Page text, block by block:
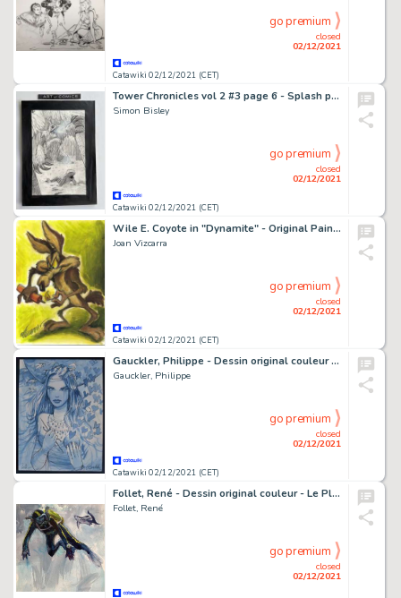
Catawiki 02/12/2021 (CET)
closed
02/12/2021
go premium
Tower Chronicles vol 2 #3 page 6 - Splash page!! - Original art by Simon Bisley - Page volante - Exemplaire unique - (2014)
Simon Bisley
Catawiki 02/12/2021 (CET)
closed
02/12/2021
go premium
Wile E. Coyote in "Dynamite" - Original Painting - Joan Vizcarra - Acrylic Artwork
Joan Vizcarra
Catawiki 02/12/2021 (CET)
closed
02/12/2021
go premium
Gauckler, Philippe - Dessin original couleur - Kebek - Adamante - (2021)
Gauckler, Philippe
Catawiki 02/12/2021 (CET)
closed
02/12/2021
go premium
Follet, René - Dessin original couleur - Le Plongeur au requin - (2013)
Follet, René
closed
02/12/2021
go premium